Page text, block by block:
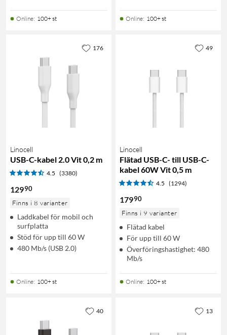
Online: 100+ st Online: 100+ st
Linocell
USB-C-kabel 2.0 Vit 0,2 m
4.5 (3380)
12990
Finns i 8 varianter
Laddkabel för mobil och
surfplatta
Stöd för upp till 60 W
480 Mb/s (USB 2.0)
Online: 100+ st
176
Linocell
Flätad USB-C- till USB-C-
kabel 60W Vit 0,5 m
4.5 (1294)
17990
Finns i 9 varianter
Flätad kabel
För upp till 60 W
Överföringshastighet: 480
Mb/s
Online: 100+ st
49
40 13